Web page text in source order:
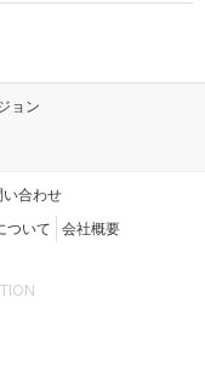
ョン
い合わせ
ついて 会社概要